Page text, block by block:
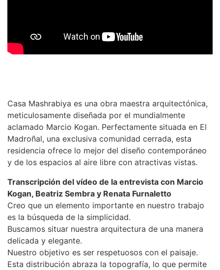
Casa Mashrabiya es una obra maestra arquitectónica,
meticulosamente diseñada por el mundialmente
aclamado Marcio Kogan. Perfectamente situada en El
Madroñal, una exclusiva comunidad cerrada, esta
residencia ofrece lo mejor del diseño contemporáneo
y de los espacios al aire libre con atractivas vistas.
Transcripción del vídeo de la entrevista con Marcio
Kogan, Beatriz Sembra y Renata Furnaletto
Creo que un elemento importante en nuestro trabajo
es la búsqueda de la simplicidad.
Buscamos situar nuestra arquitectura de una manera
delicada y elegante.
Nuestro objetivo es ser respetuosos con el paisaje.
Esta distribución abraza la topografía, lo que permite